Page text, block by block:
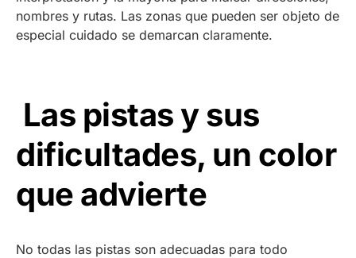
nombres y rutas. Las zonas que pueden ser objeto de
especial cuidado se demarcan claramente.
Las pistas y sus
dificultades, un color
que advierte
No todas las pistas son adecuadas para todo